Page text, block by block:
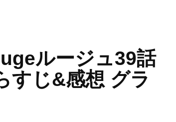
ルージュ39話
すじ&感想 グラ